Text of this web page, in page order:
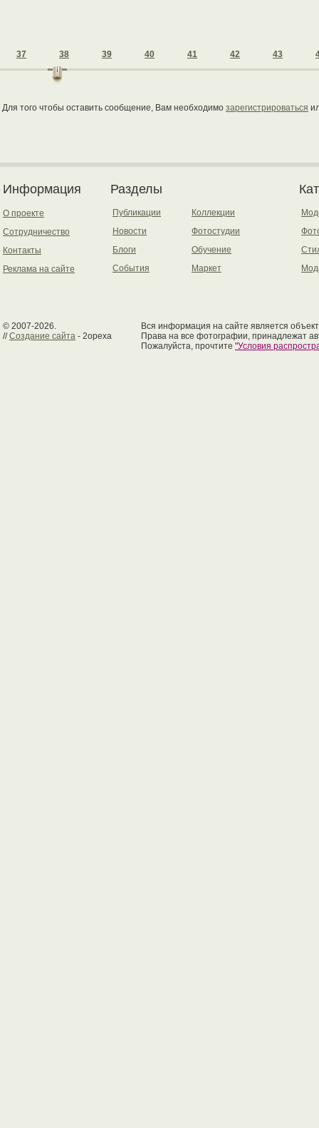
37 38 39 40 41 42 43
Для того чтобы оставить сообщение, Вам необходимо зарегистрироваться
Информация
О проекте
Сотрудничество
Контакты
Реклама на сайте
Разделы
Публикации
Новости
Блоги
События
Коллекции
Фотостудии
Обучение
Маркет
© 2007-2026.
//Создание сайта - 2opexa
Вся информация на сайте является
Права на все фотографии, принадлежат
Пожалуйста, прочтите "Условия